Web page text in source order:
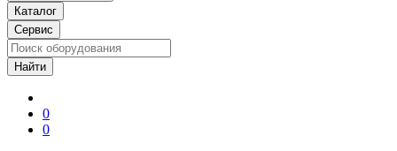
Каталог
Сервис
0
0